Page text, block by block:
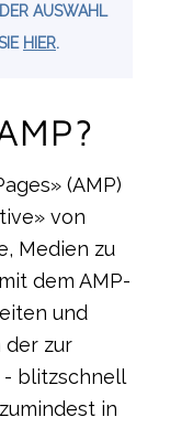
AUSWAHL
HIER.
(AMP)
von
Medien zu
dem AMP-
und
der zur
- blitzschnell
in